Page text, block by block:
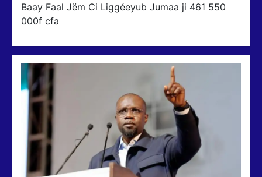
Baay Faal Jëm Ci Liggéeyub Jumaa ji 461 550
000f cfa